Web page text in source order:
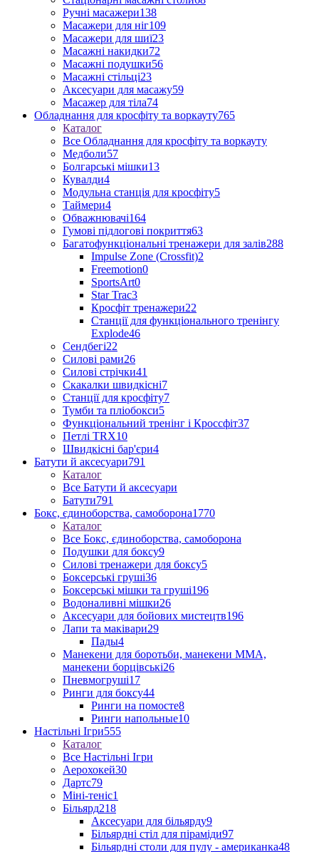
Ручні масажери138
Масажери для ніг109
Масажери для шиї23
Масажні накидки72
Масажні подушки56
Масажні стільці23
Аксесуари для масажу59
Масажер для тіла74
Обладнання для кросфіту та воркауту765
Каталог
Все Обладнання для кросфіту та воркауту
Медболи57
Болгарські мішки13
Кувалди4
Модульна станція для кросфіту5
Таймери4
Обважнювачі164
Гумові підлогові покриття63
Багатофункціональні тренажери для залів288
Impulse Zone (Crossfit)2
Freemotion0
SportsArt0
Star Trac3
Кросфіт тренажери22
Станції для функціонального тренінгу
Explode46
Сендбегі22
Силові рами26
Силові стрічки41
Скакалки швидкісні7
Станції для кросфіту7
Тумби та пліобокси5
Функціональний тренінг і Кроссфіт37
Петлі TRX10
Швидкісні бар'єри4
Батути й аксесуари791
Каталог
Все Батути й аксесуари
Батути791
Бокс, єдиноборства, самоборона1770
Каталог
Все Бокс, єдиноборства, самоборона
Подушки для боксу9
Силові тренажери для боксу5
Боксерські груші36
Боксерські мішки та груші196
Водоналивні мішки26
Аксесуари для бойових мистецтв196
Лапи та маківари29
Пады4
Манекени для боротьби, манекени ММА,
манекени борцівські26
Пневмогруші17
Ринги для боксу44
Ринги на помосте8
Ринги напольные10
Настільні Ігри555
Каталог
Все Настільні Ігри
Аерохокей30
Дартс79
Міні-теніс1
Більярд218
Аксесуари для більярду9
Більярдні стіл для піраміди97
Більярдні столи для пулу - американка48